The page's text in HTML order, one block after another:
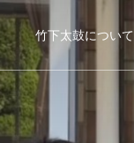
竹下太鼓について